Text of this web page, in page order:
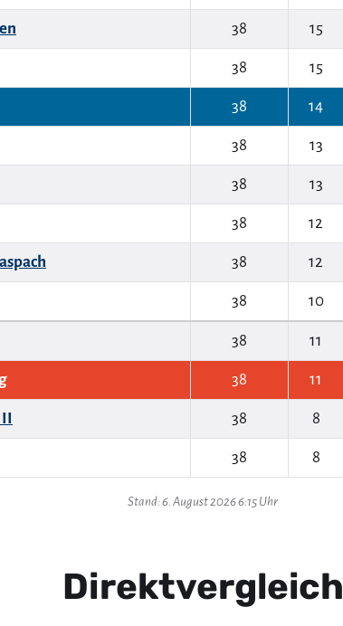
38 15
38 15
38 14
38 13
38 13
38 12
38 12
38 10
38 11
38 11
II 38 8
38 8
Stand: 6. August 2026 6:15 Uhr
Direktvergleich